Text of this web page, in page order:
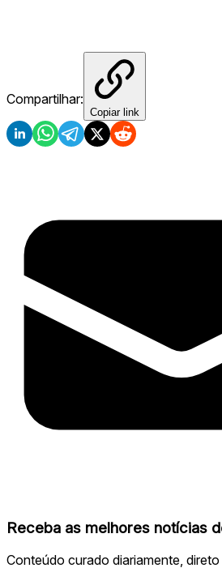
Compartilhar:
Copiar link
Receba as melhores notícias
Conteúdo curado diariamente,